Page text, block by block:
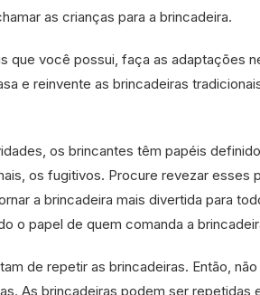
as crianças para a brincadeira.
que você possui, faça as adaptações
e reinvente as brincadeiras
os brincantes têm papéis
os fugitivos. Procure revezar esses
a brincadeira mais divertida para
o papel de quem comanda a
de repetir as brincadeiras. Então,
As brincadeiras podem ser repetidas